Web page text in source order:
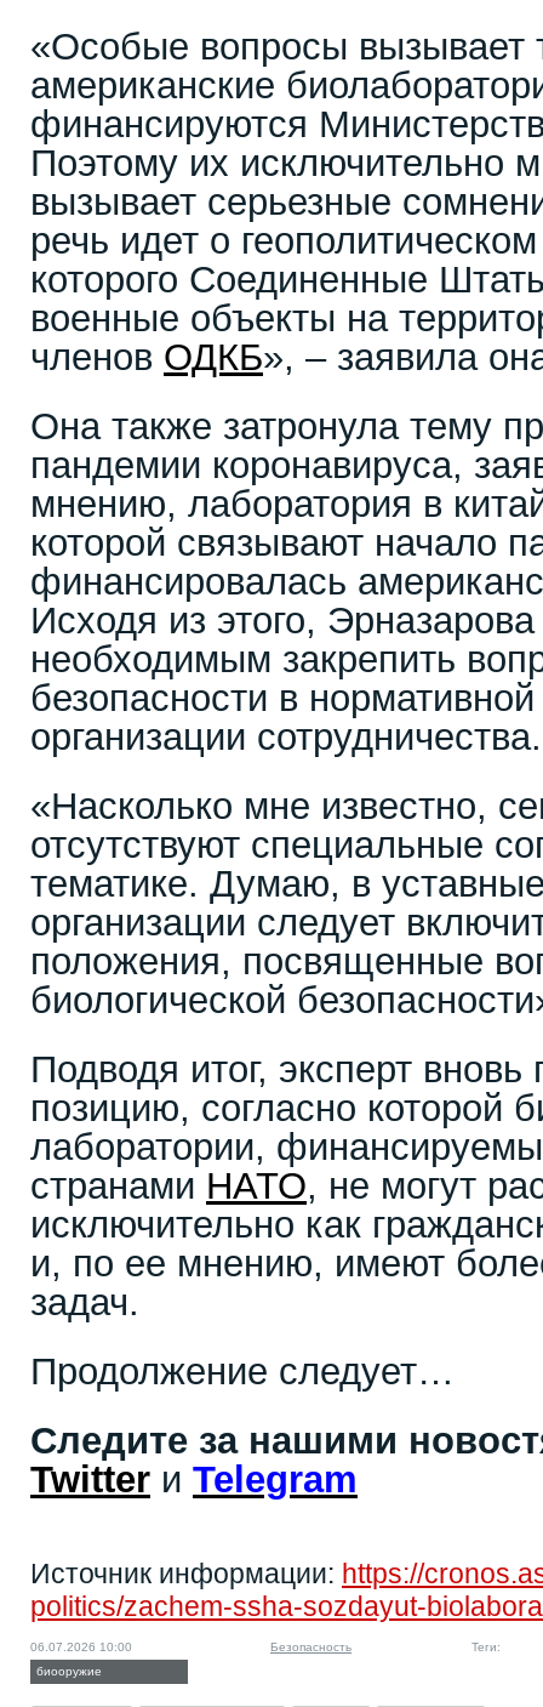
«Особые вопросы вызывает
американские
финансируются
Поэтому их исключительно
вызывает серьезные
речь идет о
которого Соединенные
военные объекты на
членов ОДКБ», – заявила
Она также затронула тему
пандемии коронавируса,
мнению, лаборатория в
которой связывают начало
финансировалась
Исходя из этого, Эрназарова
необходимым закрепить
безопасности в
организации сотрудничества.
«Насколько мне известно,
отсутствуют специальные
тематике. Думаю, в
организации следует
положения, посвященные
биологической
Подводя итог, эксперт
позицию, согласно которой
лаборатории,
странами НАТО, не могут
исключительно как
и, по ее мнению, имеют
задач.
Продолжение следует…
Следите за нашими
Twitter и Telegram
Источник информации: https://
politics/zachem-ssha-sozdayut-
06.07.2026 10:00 Безопасность
Теги:
биооружие